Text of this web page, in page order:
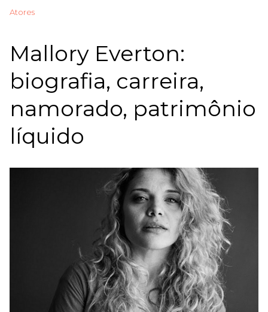
Atores
Mallory Everton:
biografia, carreira,
namorado, patrimônio
líquido